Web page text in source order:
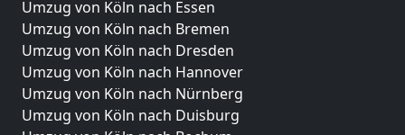
Umzug von Köln nach Essen
Umzug von Köln nach Bremen
Umzug von Köln nach Dresden
Umzug von Köln nach Hannover
Umzug von Köln nach Nürnberg
Umzug von Köln nach Duisburg